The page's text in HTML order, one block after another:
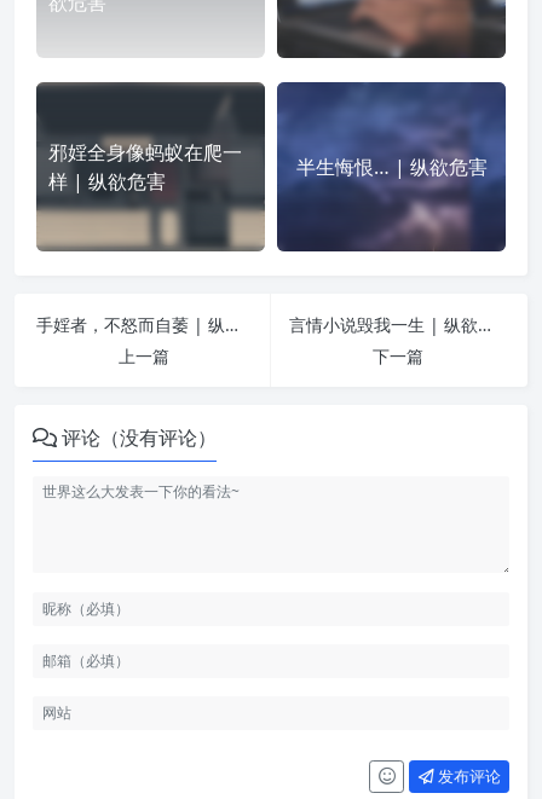
邪婬全身像蚂蚁在爬一
样 | 纵欲危害
半生悔恨… | 纵欲危害
手婬者，不怒而自萎 | 纵欲危害
上一篇
言情小说毁我一生 | 纵欲危害
下一篇
评论（没有评论）
发布评论